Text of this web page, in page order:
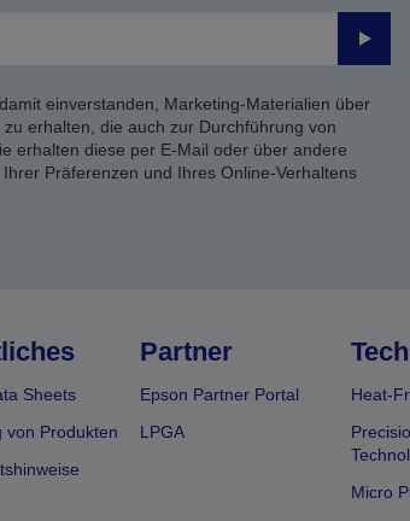
einverstanden, Marketing-Materialien über
erhalten, die auch zur Durchführung von
erhalten diese per E-Mail oder über andere
Präferenzen und Ihres Online-Verhaltens
Sheets
von Produkten
Partner
Epson Partner Portal
LPGA
Heat-
Micro